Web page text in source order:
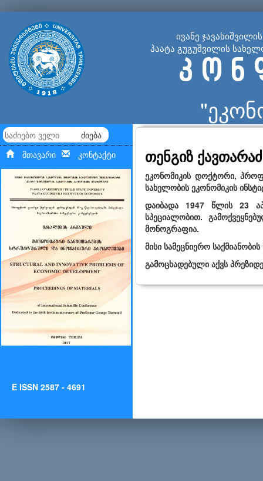
ივანე
პაატა გუგუშვილის
კ ო ნ
ძიება
მთავარი კონტაქტი
E ISSN 2587 - 4691
თენგიზ
ეკონომიკის დოქტორი,
სახელობის ეკონომიკის
დაიბადა 1947 წლის 23
სპეციალობით.
მონოგრაფია.
მისი სამეცნიერო
გამოცხადებული აქვს